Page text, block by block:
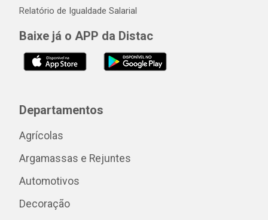
Relatório de Igualdade Salarial
Baixe já o APP da Distac
Departamentos
Agrícolas
Argamassas e Rejuntes
Automotivos
Decoração